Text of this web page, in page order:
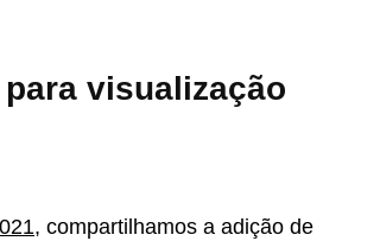
visualização
, compartilhamos a adição de